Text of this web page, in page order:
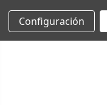
Configuración